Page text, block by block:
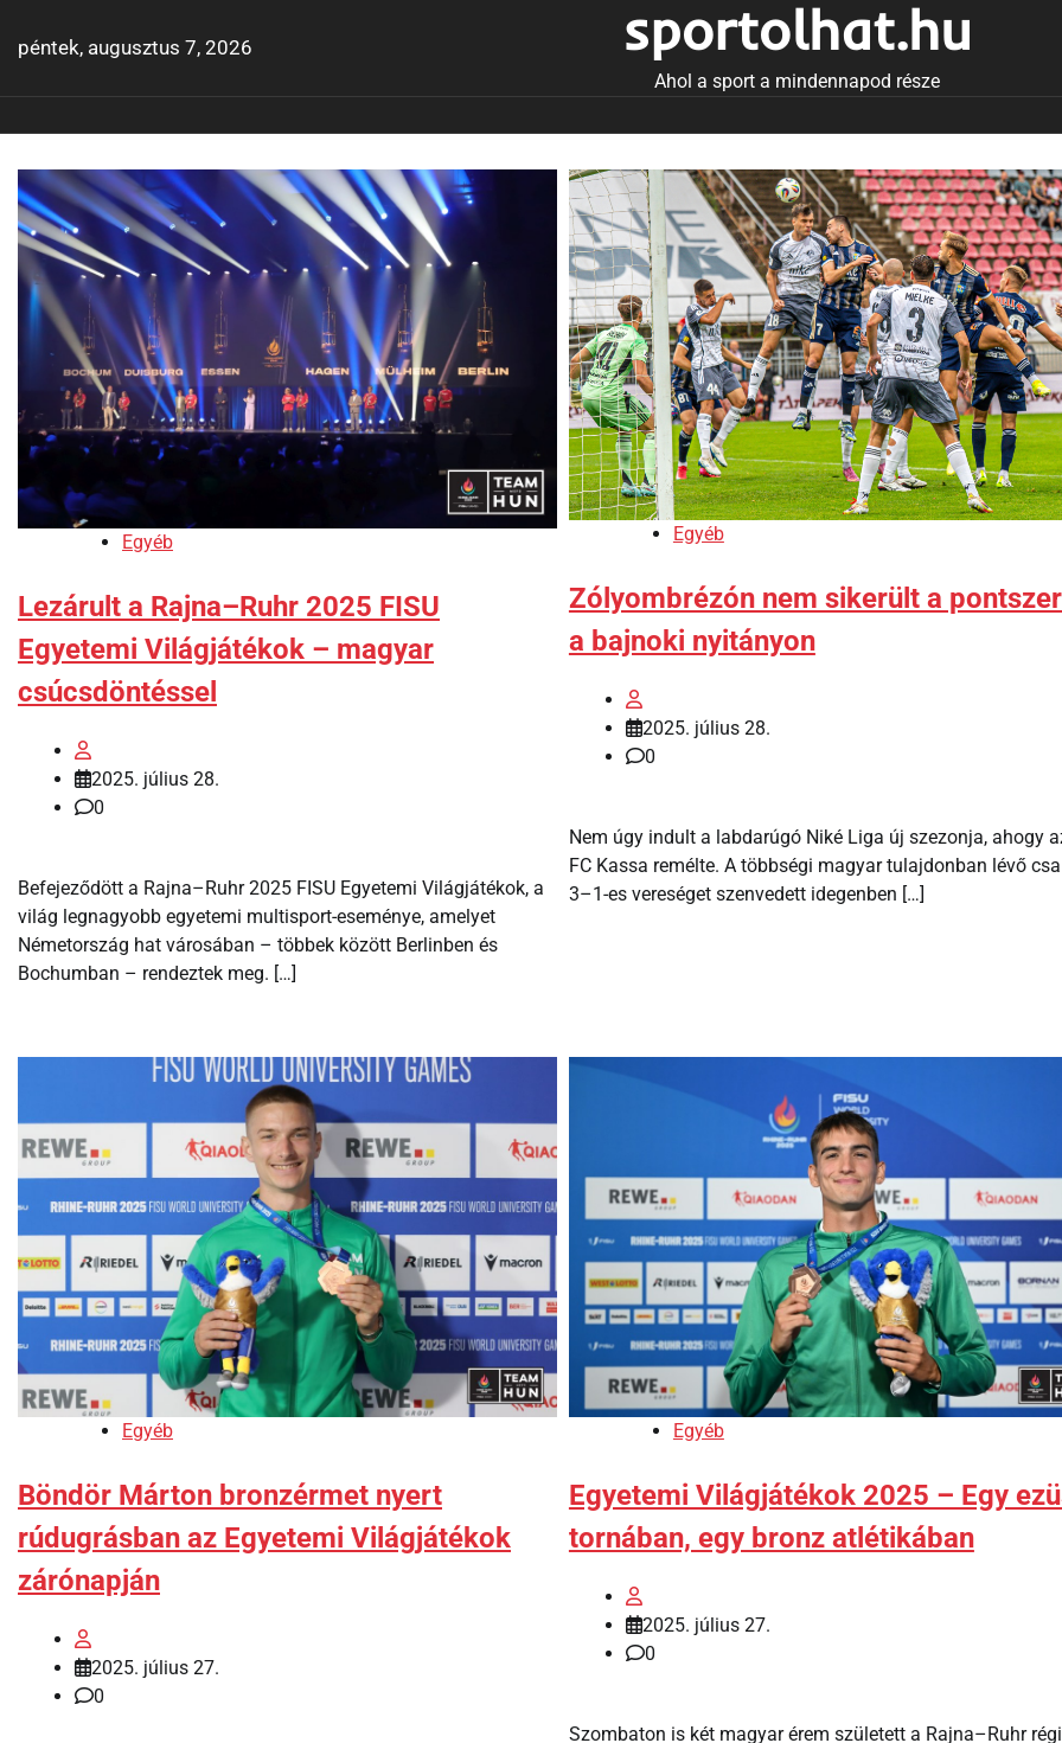
péntek, augusztus 7, 2026 sportolhat.hu
Ahol a sport a mindennapod része
Egyéb
Lezárult a Rajna–Ruhr 2025 FISU
Egyetemi Világjátékok – magyar
csúcsdöntéssel
2025. július 28.
0
Befejeződött a Rajna–Ruhr 2025 FISU Egyetemi Világjátékok, a
világ legnagyobb egyetemi multisport-eseménye, amelyet
Németország hat városában – többek között Berlinben és
Bochumban – rendeztek meg. […]
Egyéb
Zólyombrézón nem sikerült a
a bajnoki nyitányon
2025. július 28.
0
Nem úgy indult a labdarúgó Niké Liga új szezonja, ahogy
FC Kassa remélte. A többségi magyar tulajdonban lévő
3–1-es vereséget szenvedett idegenben […]
Egyéb
Böndör Márton bronzérmet nyert
rúdugrásban az Egyetemi Világjátékok
zárónapján
2025. július 27.
0
Egyéb
Egyetemi Világjátékok 2025 – Egy
tornában, egy bronz atlétikában
2025. július 27.
0
Szombaton is két magyar érem született a Rajna–Ruhr